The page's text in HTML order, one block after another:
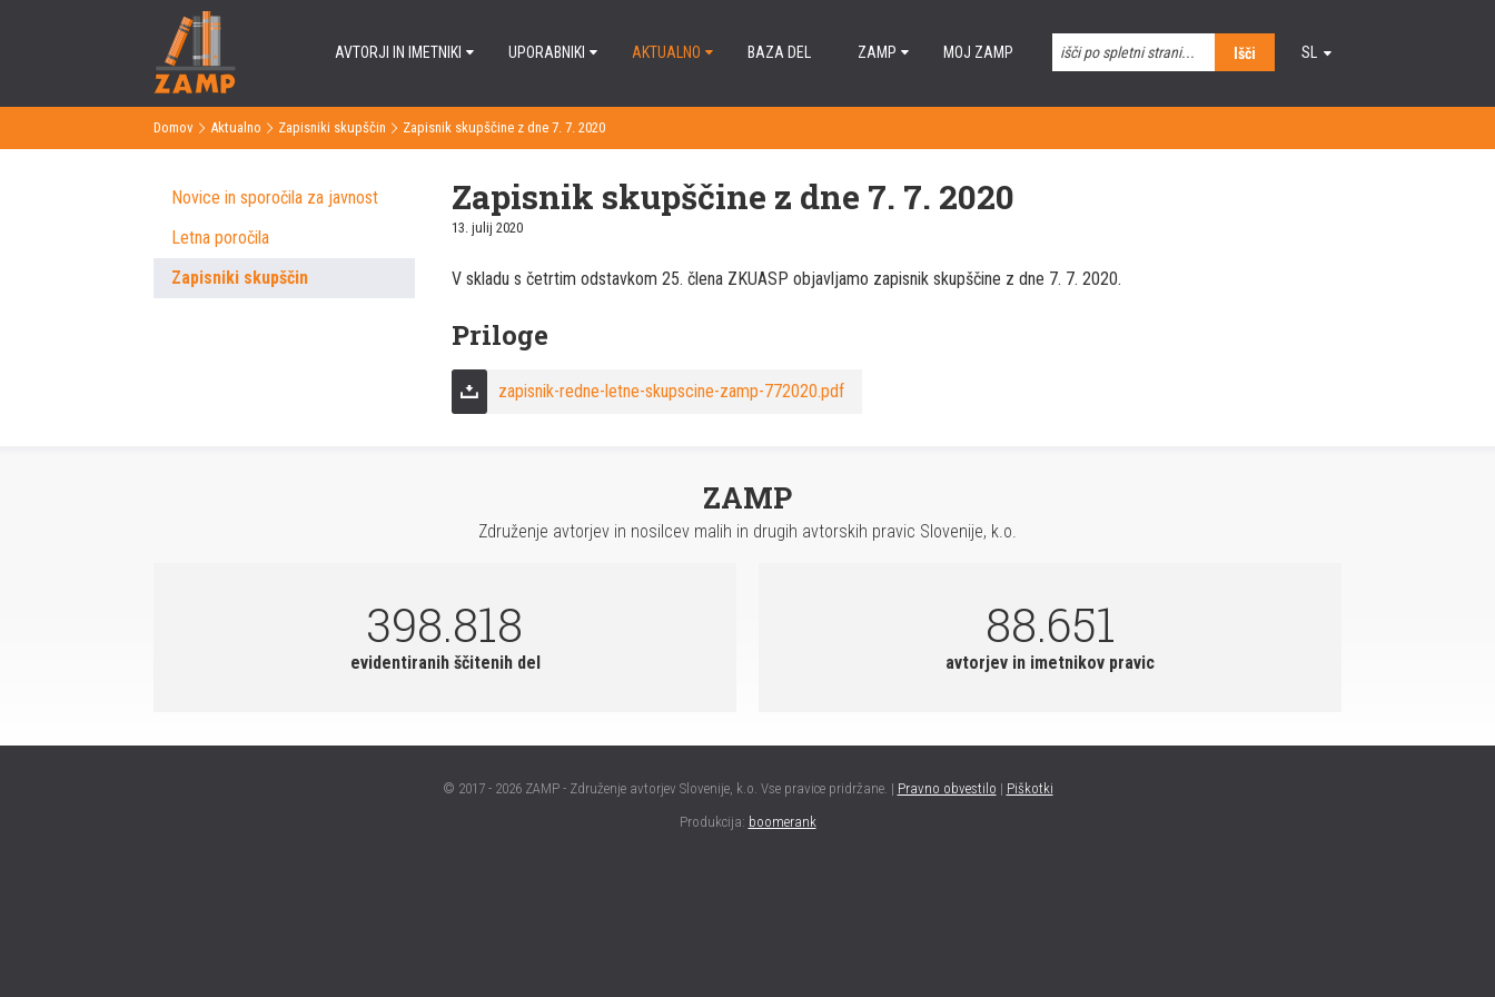
Išči
AVTORJI IN IMETNIKI UPORABNIKI AKTUALNO BAZA DEL ZAMP MOJ ZAMP
SL
Domov > Aktualno > Zapisniki skupščin > Zapisnik skupščine z dne 7. 7. 2020
Novice in sporočila za javnost
Letna poročila
Zapisniki skupščin
Zapisnik skupščine z dne 7. 7. 2020
13. julij 2020
V skladu s četrtim odstavkom 25. člena ZKUASP objavljamo zapisnik skupščine z dne 7. 7. 2020.
Priloge
zapisnik-redne-letne-skupscine-zamp-772020.pdf
ZAMP
Združenje avtorjev in nosilcev malih in drugih avtorskih pravic Slovenije, k.o.
398.818
evidentiranih ščitenih del
88.651
avtorjev in imetnikov pravic
© 2017 - 2026 ZAMP - Združenje avtorjev Slovenije, k.o. Vse pravice pridržane. | Pravno obvestilo | Piškotki
Produkcija: boomerank